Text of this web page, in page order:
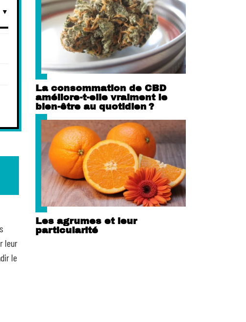
leur
le
La consommation de CBD
améliore-t-elle vraiment le
bien-être au quotidien ?
Les agrumes et leur
particularité